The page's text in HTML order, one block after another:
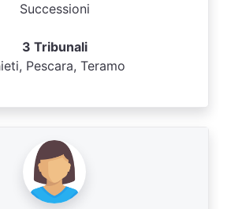
Successioni
3 Tribunali
Pescara, Teramo